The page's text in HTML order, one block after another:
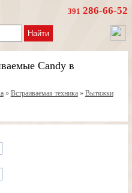
391 286-66-52
Найти
Candy в
» Встраиваемая техника» Вытяжки